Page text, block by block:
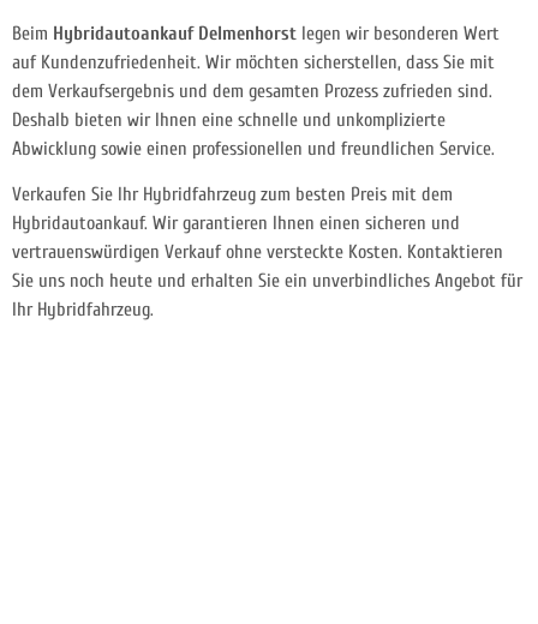
Beim Hybridautoankauf Delmenhorst legen wir besonderen Wert
auf Kundenzufriedenheit. Wir möchten sicherstellen, dass Sie mit
dem Verkaufsergebnis und dem gesamten Prozess zufrieden sind.
Deshalb bieten wir Ihnen eine schnelle und unkomplizierte
Abwicklung sowie einen professionellen und freundlichen Service.
Verkaufen Sie Ihr Hybridfahrzeug zum besten Preis mit dem
Hybridautoankauf. Wir garantieren Ihnen einen sicheren und
vertrauenswürdigen Verkauf ohne versteckte Kosten. Kontaktieren
Sie uns noch heute und erhalten Sie ein unverbindliches Angebot für
Ihr Hybridfahrzeug.